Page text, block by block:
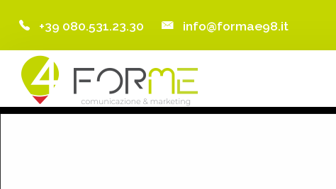
Home
Chi Siamo
+39 080.531.23.30 info@formae98.it